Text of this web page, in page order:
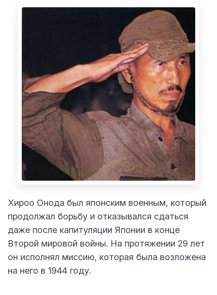
Хироо Онода был японским военным, который
продолжал борьбу и отказывался сдаться
даже после капитуляции Японии в конце
Второй мировой войны. На протяжении 29 лет
он исполнял миссию, которая была возложена
на него в 1944 году.